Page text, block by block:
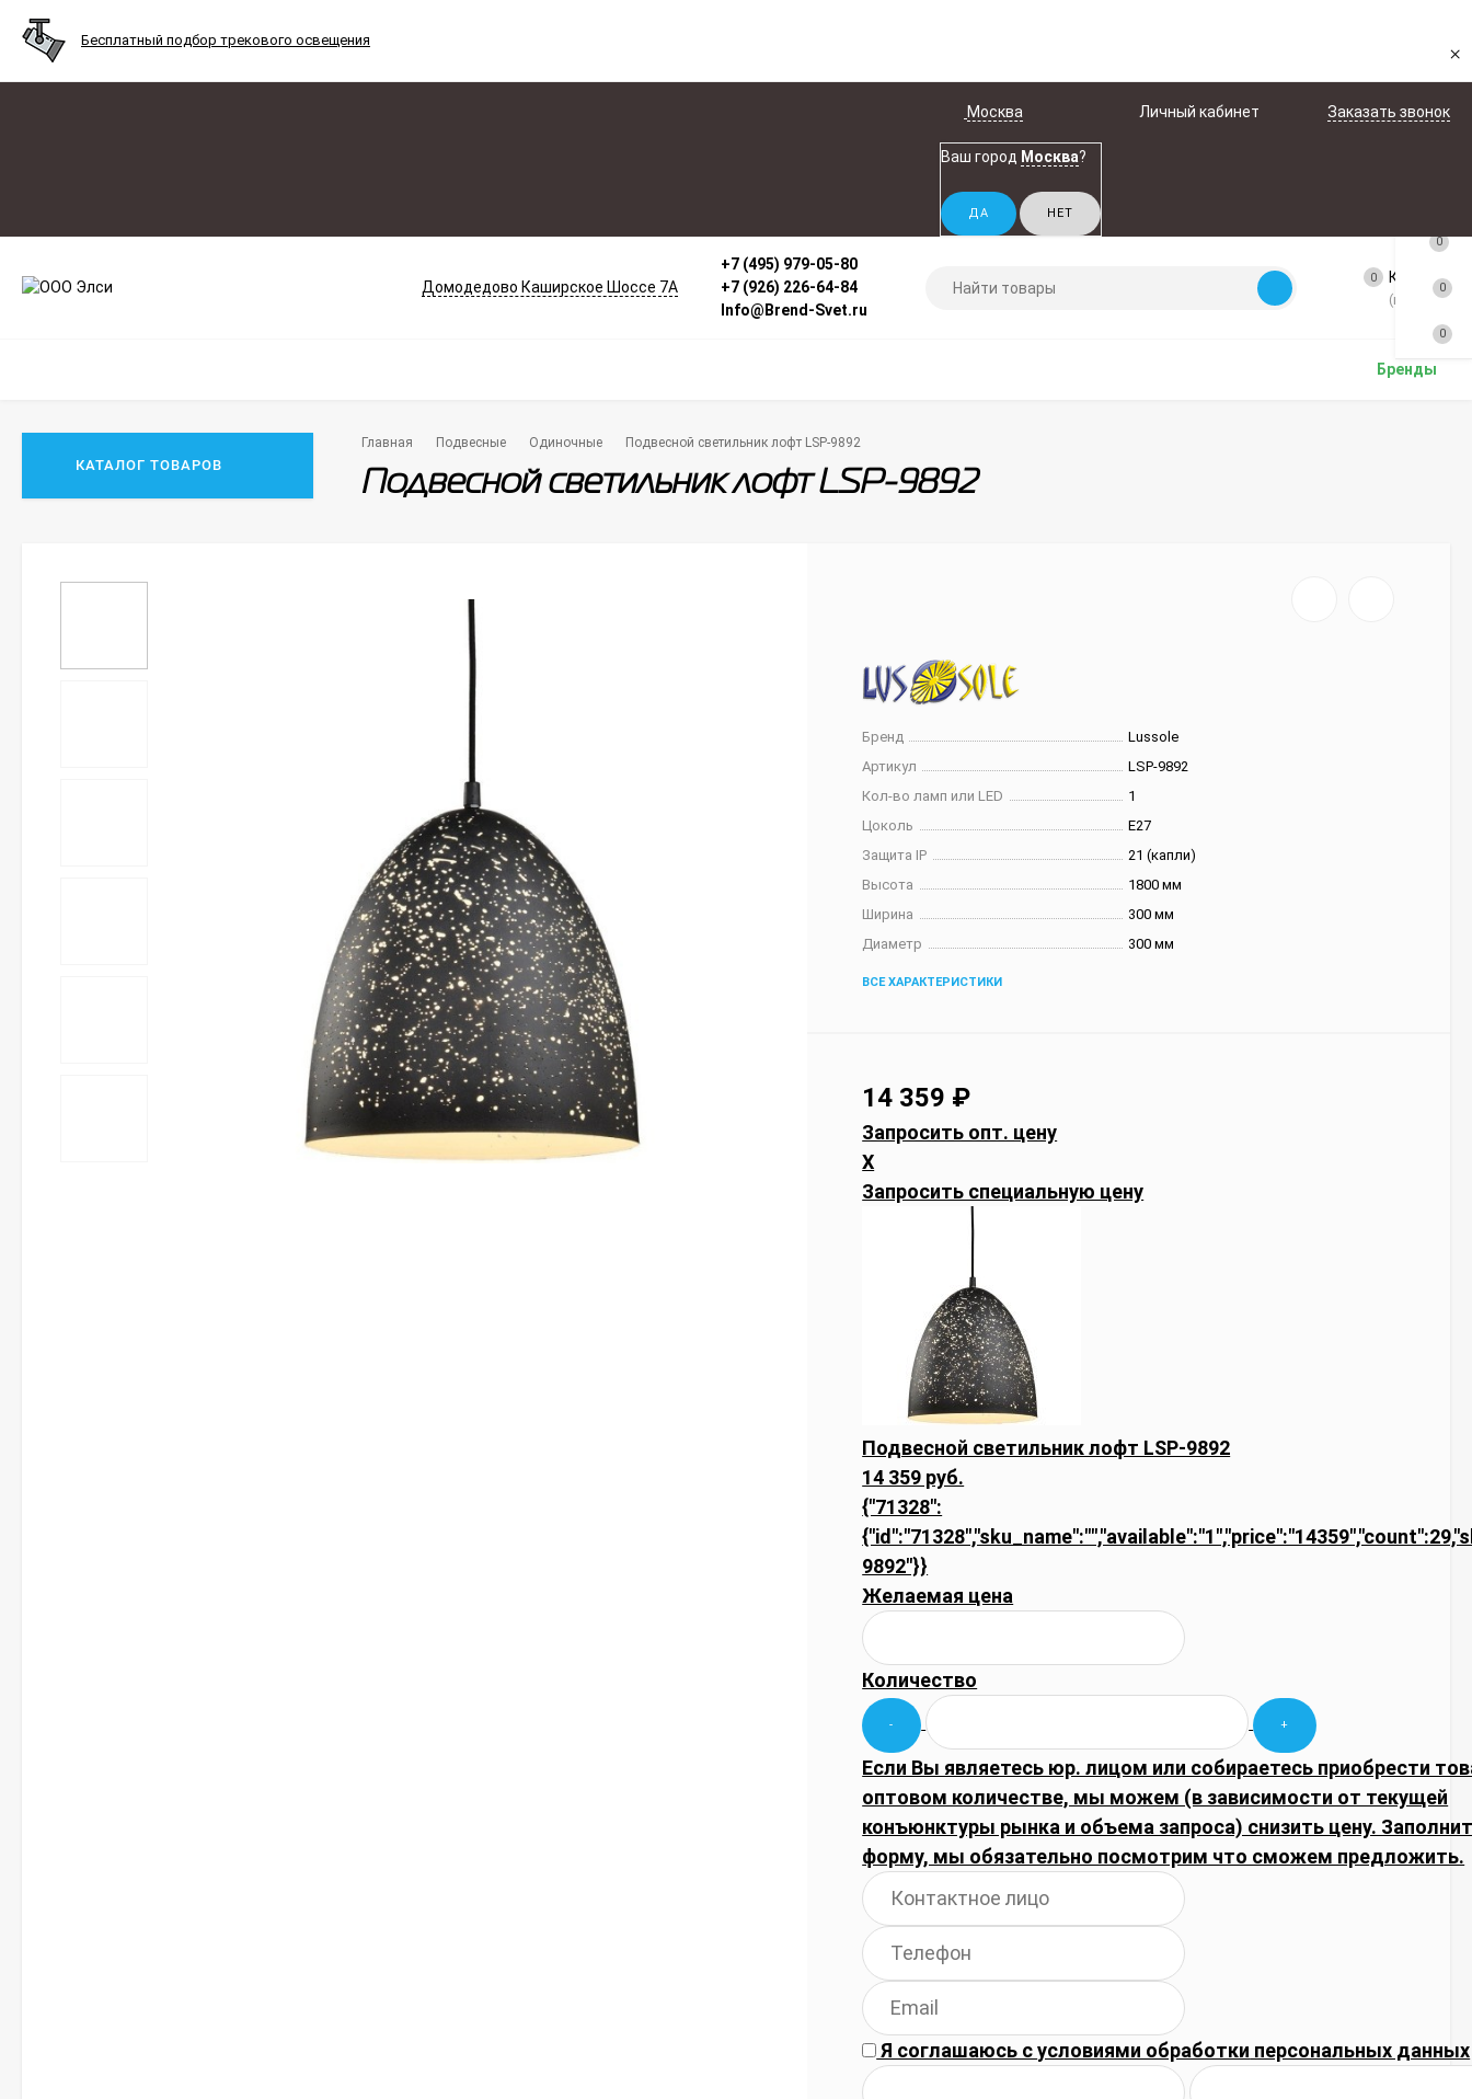
Бесплатный подбор трекового освещения
×
Москва
Ваш город Москва?
Личный кабинет Заказать звонок
Домодедово Каширское Шоссе 7А
+7 (495) 979-05-80
+7 (926) 226-64-84
Info@Brend-Svet.ru
0 Корзина
(пусто)
Бренды
КАТАЛОГ ТОВАРОВ
Главная Подвесные Одиночные Подвесной светильник лофт LSP-9892
Подвесной светильник лофт LSP-9892
Бренд
Lussole
Артикул
LSP-9892
Кол-во ламп или LED
1
Цоколь
E27
Защита IP
21 (капли)
Высота
1800 мм
Ширина
300 мм
Диаметр
300 мм
ВСЕ ХАРАКТЕРИСТИКИ
14 359 ₽
Запросить опт. цену
X
Запросить специальную цену
Подвесной светильник лофт LSP-9892
14 359 руб.
{"71328":
9892"}}
Желаемая цена
Количество
Если Вы являетесь юр. лицом или собираетесь приобрести
оптовом количестве, мы можем (в зависимости от текущей
конъюнктуры рынка и объема запроса) снизить цену.
форму, мы обязательно посмотрим что сможем предложить.
Я соглашаюсь сусловиями обработки персональных данных
0
0
0